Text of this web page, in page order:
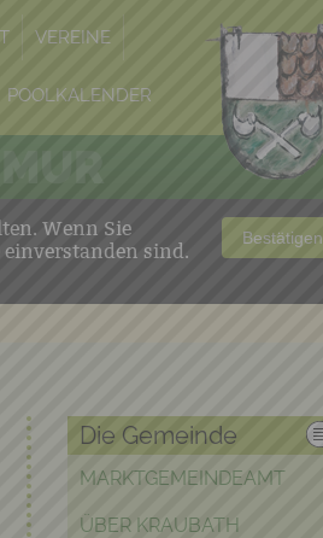
VEREINE
POOLKALENDER
Wenn Sie
sind.
Bestätigen
Die Gemeinde
MARKTGEMEINDEAMT
ÜBER KRAUBATH